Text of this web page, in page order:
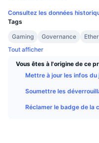
Consultez les données
Tags
Gaming
Governance
Tout afficher
Vous êtes à l'origine de ce
Mettre à jour les infos du
Soumettre les
Réclamer le badge de la